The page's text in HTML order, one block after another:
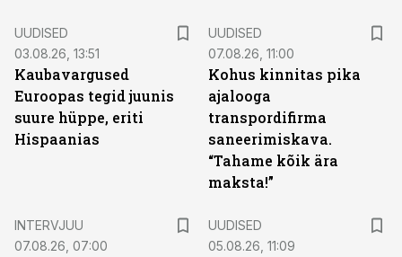
UUDISED
03.08.26, 13:51
Kaubavargused
Euroopas tegid juunis
suure hüppe, eriti
Hispaanias
UUDISED
07.08.26, 11:00
Kohus kinnitas pika
ajalooga
transpordifirma
saneerimiskava.
“Tahame kõik ära
maksta!”
INTERVJUU
07.08.26, 07:00
UUDISED
05.08.26, 11:09